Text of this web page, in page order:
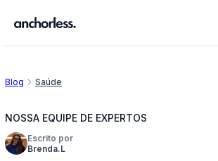
Blog Saúde
NOSSA EQUIPE DE EXPERTOS
Escrito por
Brenda.L